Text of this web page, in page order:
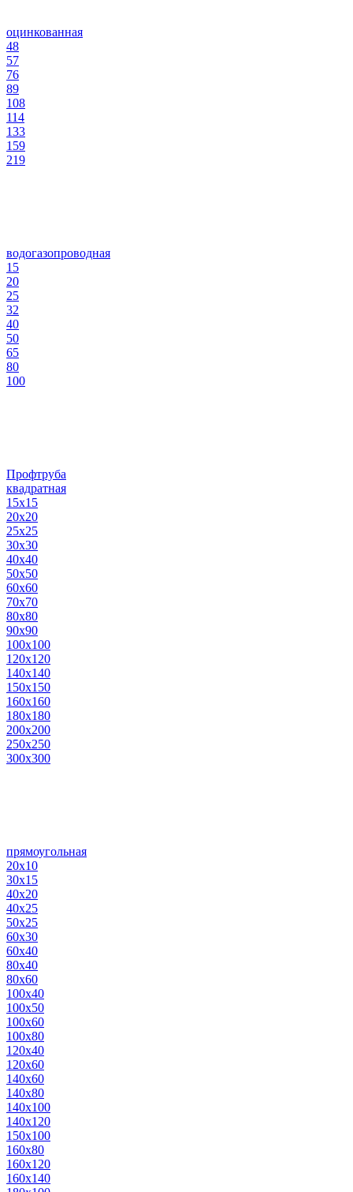
оцинкованная
48
57
76
89
108
114
133
159
219
водогазопроводная
15
20
25
32
40
50
65
80
100
Профтруба
квадратная
15х15
20х20
25х25
30х30
40х40
50х50
60х60
70х70
80х80
90х90
100х100
120х120
140х140
150х150
160х160
180х180
200х200
250х250
300х300
прямоугольная
20х10
30х15
40х20
40х25
50х25
60х30
60х40
80х40
80х60
100х40
100х50
100х60
100х80
120х40
120х60
140х60
140х80
140х100
140х120
150х100
160х80
160х120
160х140